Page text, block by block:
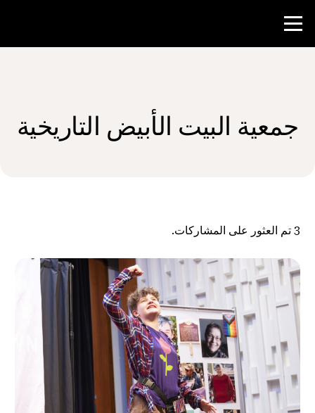
موارد المعلم
شارك
جمعية البيت الأبيض التاريخية
3 تم العثور على المشاركات.